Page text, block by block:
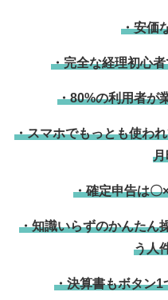
・安価
・完全な経理初心
・80%の利用者が
・スマホでもっとも使わ
月
・確定申告は〇
・知識いらずのかんたん
う人
・決算書もボタン1